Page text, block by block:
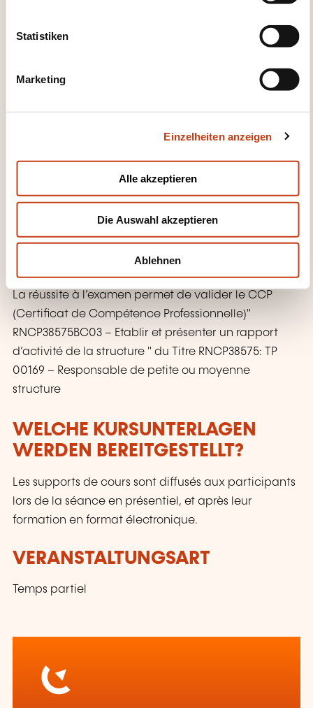
Statistiken
Marketing
Einzelheiten anzeigen
Alle akzeptieren
Die Auswahl akzeptieren
Ablehnen
Espaces de travail collaboratif.
WIE SIEHT DIE BEWERTUNG
RNCP38575BC03 (CCP3 "Etablir et présenter un
rapport d’activité de la structure" du Titre RNCP38575
"TP 00169 – Responsable de petite ou moyenne
structure"): 45 minutes
WAS ERHALTEN SIE AM ENDE
DER WEITERBILDUNG?
La réussite à l’examen permet de valider le CCP
(Certificat de Compétence Professionnelle)"
RNCP38575BC03 – Etablir et présenter un rapport
d’activité de la structure " du Titre RNCP38575: TP
00169 – Responsable de petite ou moyenne
structure
WELCHE KURSUNTERLAGEN
WERDEN BEREITGESTELLT?
Les supports de cours sont diffusés aux participants
lors de la séance en présentiel, et après leur
formation en format électronique.
VERANSTALTUNGSART
Temps partiel